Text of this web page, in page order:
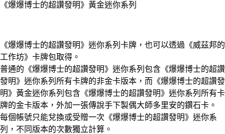
《爆爆博士的超讚發明》黃金迷你系列
Available actions
《爆爆博士的超讚發明》迷你系列卡牌，也可以透過《威茲邦的
工作坊》卡牌包取得。
普通的《爆爆博士的超讚發明》迷你系列包含《爆爆博士的超讚
發明》迷你系列所有卡牌的非金卡版本，而《爆爆博士的超讚發
明》黃金迷你系列包含《爆爆博士的超讚發明》迷你系列所有卡
牌的金卡版本，外加一張傳說手下製偶大師多里安的鑽石卡。
每個帳號只能兌換或受贈一次《爆爆博士的超讚發明》迷你系
列，不同版本的次數獨立計算。